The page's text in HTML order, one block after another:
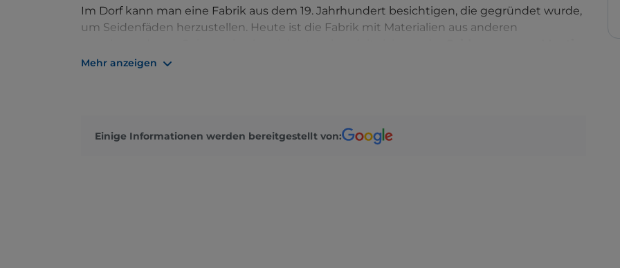
Im Dorf kann man eine Fabrik aus dem 19. Jahrhundert besichtigen, die gegründet wurde,
um Seidenfäden herzustellen. Heute ist die Fabrik mit Materialien aus anderen
Mehr anzeigen
Einige Informationen werden bereitgestellt von: